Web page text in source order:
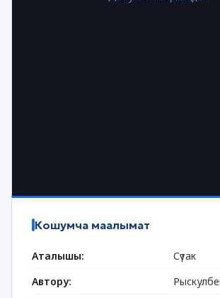
Кошумча маалымат
Аталышы:
Сүтак
Автору: